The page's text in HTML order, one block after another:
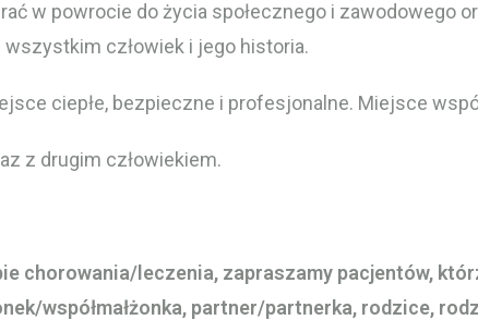
w powrocie do życia społecznego i zawodowego
człowiek i jego historia.
ciepłe, bezpieczne i profesjonalne. Miejsce
z drugim człowiekiem.
chorowania/leczenia, zapraszamy pacjentów,
współmałżonka, partner/partnerka, rodzice,